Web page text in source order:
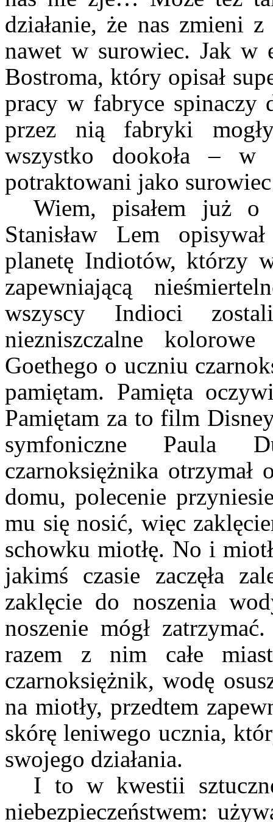
działanie, że nas zmieni
nawet w surowiec. Jak w
Bostroma, który opisał
pracy w fabryce spinaczy
przez nią fabryki
wszystko dookoła – w
potraktowani jako
Wiem, pisałem już
Stanisław Lem
planetę Indiotów, którzy
zapewniającą
wszyscy Indioci
niezniszczalne
Goethego o uczniu
pamiętam. Pamięta
Pamiętam za to film
symfoniczne Paula
czarnoksiężnika
domu, polecenie
mu się nosić, więc
schowku miotłę. No i
jakimś czasie zaczęła
zaklęcie do noszenia
noszenie mógł
razem z nim całe
czarnoksiężnik, wodę
na miotły, przedtem
skórę leniwego ucznia,
swojego działania.
I to w kwestii
niebezpieczeństwem: